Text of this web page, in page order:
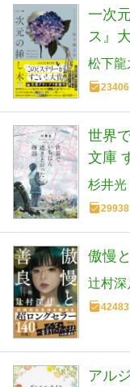
一次
ス』
松下龍
23406
世界
文庫
杉井光
29938
傲慢
辻村深
42483
アル